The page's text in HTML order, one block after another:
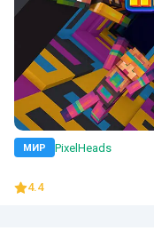
МИР PixelHeads
4.4